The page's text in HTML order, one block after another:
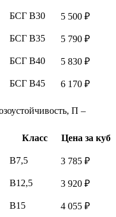
БСГ В30
5 500 ₽
БСГ В35
5 790 ₽
БСГ В40
5 830 ₽
БСГ В45
6 170 ₽
П –
Класс
Цена за куб
В7,5
3 785 ₽
В12,5
3 920 ₽
В15
4 055 ₽